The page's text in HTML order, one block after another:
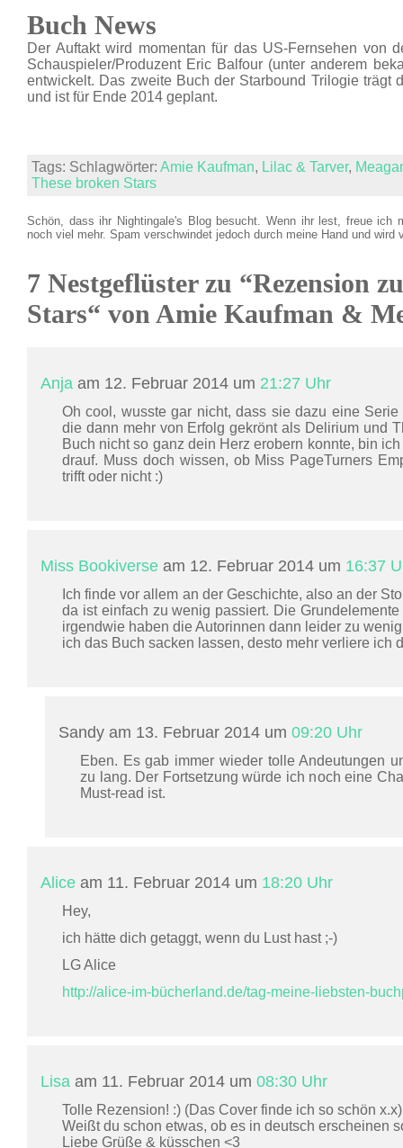
Buch News
Der Auftakt wird momentan für das US-Fernsehen von
Schauspieler/Produzent Eric Balfour (unter anderem
entwickelt. Das zweite Buch der Starbound Trilogie trägt
und ist für Ende 2014 geplant.
Tags: Schlagwörter: Amie Kaufman, Lilac & Tarver,
These broken Stars
Schön, dass ihr Nightingale's Blog besucht. Wenn ihr lest, freue ich
noch viel mehr. Spam verschwindet jedoch durch meine Hand und wird
7 Nestgeflüster zu “Rezension
Stars“ von Amie Kaufman &
Anja am 12. Februar 2014 um 21:27 Uhr
Oh cool, wusste gar nicht, dass sie dazu eine
die dann mehr von Erfolg gekrönt als Delirium und
Buch nicht so ganz dein Herz erobern konnte, bin
drauf. Muss doch wissen, ob Miss PageTurners
trifft oder nicht :)
Miss Bookiverse am 12. Februar 2014 um 16:37
Ich finde vor allem an der Geschichte, also an der
da ist einfach zu wenig passiert. Die
irgendwie haben die Autorinnen dann leider zu
ich das Buch sacken lassen, desto mehr verliere ich
Sandy am 13. Februar 2014 um 09:20 Uhr
Eben. Es gab immer wieder tolle Andeutungen
zu lang. Der Fortsetzung würde ich noch eine
Must-read ist.
Alice am 11. Februar 2014 um 18:20 Uhr
Hey,
ich hätte dich getaggt, wenn du Lust hast ;-)
LG Alice
http://alice-im-bücherland.de/tag-meine-liebsten-
Lisa am 11. Februar 2014 um 08:30 Uhr
Tolle Rezension! :) (Das Cover finde ich so schön x.x)
Weißt du schon etwas, ob es in deutsch erscheinen
Liebe Grüße & küsschen <3